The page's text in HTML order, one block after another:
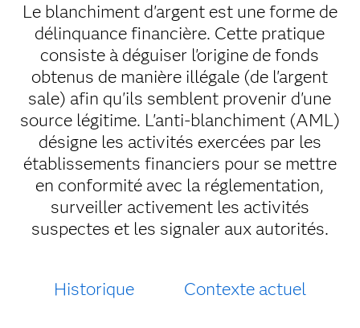
Le blanchiment d'argent est une forme de
délinquance financière. Cette pratique
consiste à déguiser l'origine de fonds
obtenus de manière illégale (de l'argent
sale) afin qu'ils semblent provenir d'une
source légitime. L'anti-blanchiment (AML)
désigne les activités exercées par les
établissements financiers pour se mettre
en conformité avec la réglementation,
surveiller activement les activités
suspectes et les signaler aux autorités.
Historique Contexte actuel